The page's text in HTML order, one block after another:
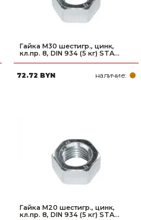
Гайка М30 шестигр., цинк,
кл.пр. 8, DIN 934 (5 кг) STA...
72.72 BYN наличие:
Гайка М20 шестигр., цинк,
кл.пр. 8, DIN 934 (5 кг) STA...